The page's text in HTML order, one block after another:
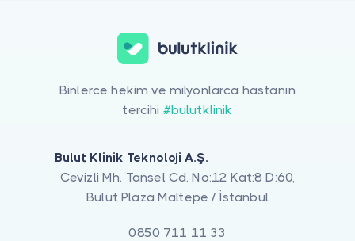
Binlerce hekim ve milyonlarca hastanın
tercihi #bulutklinik
Bulut Klinik Teknoloji A.Ş.
Cevizli Mh. Tansel Cd. No:12 Kat:8 D:60,
Bulut Plaza Maltepe / İstanbul
0850 711 11 33